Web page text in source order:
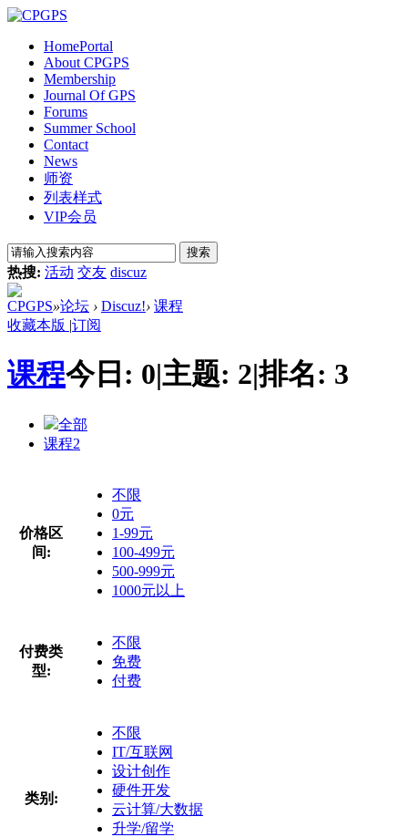
HomePortal
About CPGPS
Membership
Journal Of GPS
Forums
Summer School
Contact
News
师资
列表样式
VIP会员
搜索
热搜: 活动 交友 discuz
CPGPS»论坛 › Discuz!› 课程
收藏本版 |订阅
课程今日: 0|主题: 2|排名: 3
全部
课程2
价格区
间:
不限
0元
1-99元
100-499元
500-999元
1000元以上
付费类
型:
不限
免费
付费
类别:
不限
IT/互联网
设计创作
硬件开发
云计算/大数据
升学/留学